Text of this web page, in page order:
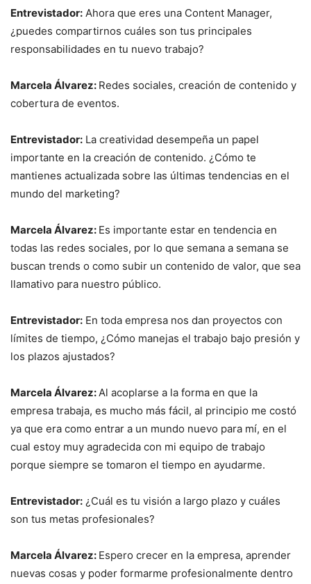
Entrevistador: Ahora que eres una Content Manager,
¿puedes compartirnos cuáles son tus principales
responsabilidades en tu nuevo trabajo?
Marcela Álvarez: Redes sociales, creación de contenido y
cobertura de eventos.
Entrevistador: La creatividad desempeña un papel
importante en la creación de contenido. ¿Cómo te
mantienes actualizada sobre las últimas tendencias en el
mundo del marketing?
Marcela Álvarez: Es importante estar en tendencia en
todas las redes sociales, por lo que semana a semana se
buscan trends o como subir un contenido de valor, que sea
llamativo para nuestro público.
Entrevistador: En toda empresa nos dan proyectos con
límites de tiempo, ¿Cómo manejas el trabajo bajo presión y
los plazos ajustados?
Marcela Álvarez:Al acoplarse a la forma en que la
empresa trabaja, es mucho más fácil, al principio me costó
ya que era como entrar a un mundo nuevo para mí, en el
cual estoy muy agradecida con mi equipo de trabajo
porque siempre se tomaron el tiempo en ayudarme.
Entrevistador: ¿Cuál es tu visión a largo plazo y cuáles
son tus metas profesionales?
Marcela Álvarez: Espero crecer en la empresa, aprender
nuevas cosas y poder formarme profesionalmente dentro